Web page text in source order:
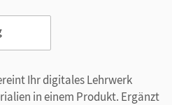
Ihr digitales Lehrwerk
in einem Produkt. Ergänzt